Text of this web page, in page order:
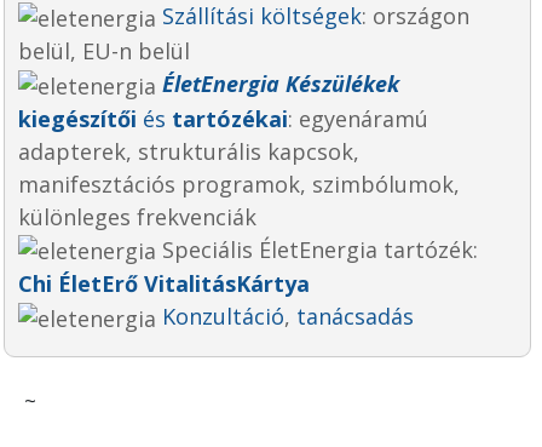
Szállítási költségek: országon
belül, EU-n belül
ÉletEnergia Készülékek
kiegészítői és tartózékai: egyenáramú
adapterek, strukturális kapcsok,
manifesztációs programok, szimbólumok,
különleges frekvenciák
Speciális ÉletEnergia tartózék:
Chi ÉletErő VitalitásKártya
Konzultáció, tanácsadás
~